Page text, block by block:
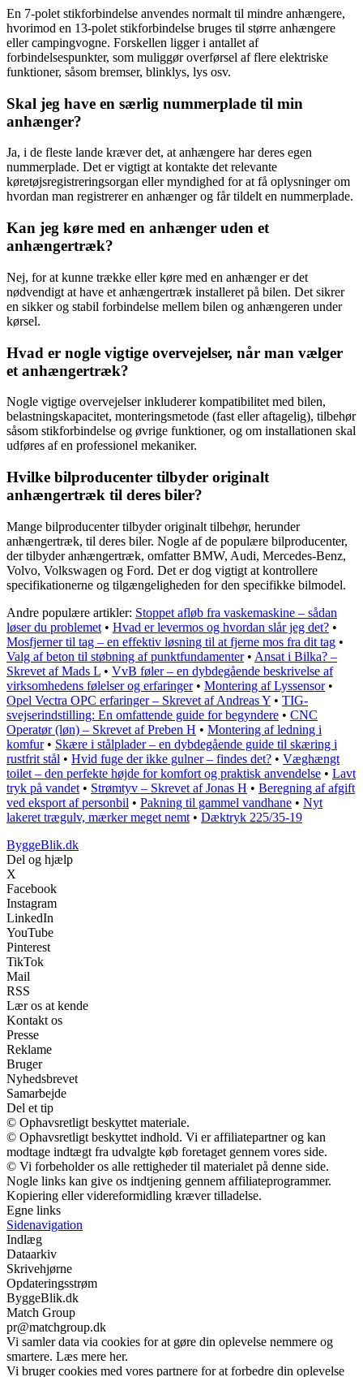
En 7-polet stikforbindelse anvendes normalt til mindre anhængere,
hvorimod en 13-polet stikforbindelse bruges til større anhængere
eller campingvogne. Forskellen ligger i antallet af
forbindelsespunkter, som muliggør overførsel af flere elektriske
funktioner, såsom bremser, blinklys, lys osv.
Skal jeg have en særlig nummerplade til min
anhænger?
Ja, i de fleste lande kræver det, at anhængere har deres egen
nummerplade. Det er vigtigt at kontakte det relevante
køretøjsregistreringsorgan eller myndighed for at få oplysninger om
hvordan man registrerer en anhænger og får tildelt en nummerplade.
Kan jeg køre med en anhænger uden et
anhængertræk?
Nej, for at kunne trække eller køre med en anhænger er det
nødvendigt at have et anhængertræk installeret på bilen. Det sikrer
en sikker og stabil forbindelse mellem bilen og anhængeren under
kørsel.
Hvad er nogle vigtige overvejelser, når man vælger
et anhængertræk?
Nogle vigtige overvejelser inkluderer kompatibilitet med bilen,
belastningskapacitet, monteringsmetode (fast eller aftagelig), tilbehør
såsom stikforbindelse og øvrige funktioner, og om installationen skal
udføres af en professionel mekaniker.
Hvilke bilproducenter tilbyder originalt
anhængertræk til deres biler?
Mange bilproducenter tilbyder originalt tilbehør, herunder
anhængertræk, til deres biler. Nogle af de populære bilproducenter,
der tilbyder anhængertræk, omfatter BMW, Audi, Mercedes-Benz,
Volvo, Volkswagen og Ford. Det er dog vigtigt at kontrollere
specifikationerne og tilgængeligheden for den specifikke bilmodel.
Andre populære artikler: Stoppet afløb fra vaskemaskine – sådan
løser du problemet • Hvad er levermos og hvordan slår jeg det? •
Mosfjerner til tag – en effektiv løsning til at fjerne mos fra dit tag •
Valg af beton til støbning af punktfundamenter• Ansat i Bilka? –
Skrevet af Mads L • VvB føler – en dybdegående beskrivelse af
virksomhedens følelser og erfaringer• Montering af Lyssensor•
Opel Vectra OPC erfaringer – Skrevet af Andreas Y • TIG-
svejserindstilling: En omfattende guide for begyndere • CNC
Operatør (løn) – Skrevet af Preben H • Montering af ledning i
komfur• Skære i stålplader – en dybdegående guide til skæring i
rustfrit stål • Hvid fuge der ikke gulner – findes det? • Væghængt
toilet – den perfekte højde for komfort og praktisk anvendelse • Lavt
tryk på vandet • Strømtyv – Skrevet af Jonas H • Beregning af afgift
ved eksport af personbil • Pakning til gammel vandhane • Nyt
lakeret trægulv, mærker meget nemt • Dæktryk 225/35-19
ByggeBlik.dk
Del og hjælp
X
Facebook
Instagram
LinkedIn
YouTube
Pinterest
TikTok
Mail
RSS
Lær os at kende
Kontakt os
Presse
Reklame
Bruger
Nyhedsbrevet
Samarbejde
Del et tip
© Ophavsretligt beskyttet materiale.
© Ophavsretligt beskyttet indhold. Vi er affiliatepartner og kan
modtage indtægt fra udvalgte køb foretaget gennem vores side.
© Vi forbeholder os alle rettigheder til materialet på denne side.
Nogle links kan give os indtjening gennem affiliateprogrammer.
Kopiering eller videreformidling kræver tilladelse.
Egne links
Sidenavigation
Indlæg
Dataarkiv
Skrivehjørne
Opdateringsstrøm
ByggeBlik.dk
Match Group
pr@matchgroup.dk
Vi samler data via cookies for at gøre din oplevelse nemmere og
smartere. Læs mere her.
Vi bruger cookies med vores partnere for at forbedre din oplevelse